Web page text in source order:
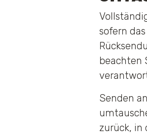
sofern
beachten
Senden
zurück, in